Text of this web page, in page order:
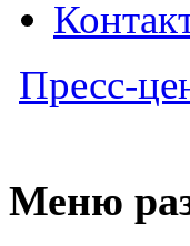
Пресс-
Меню